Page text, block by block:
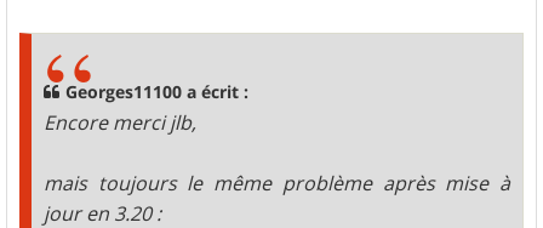
Georges11100 a écrit :
Encore merci jlb,
mais toujours le même problème après mise à
jour en 3.20 :